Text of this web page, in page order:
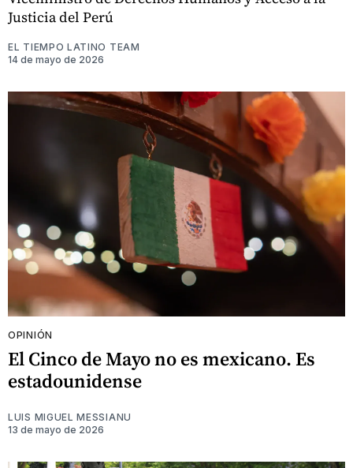
Justicia del Perú
EL TIEMPO LATINO TEAM
14 de mayo de 2026
OPINIÓN
El Cinco de Mayo no es mexicano. Es
estadounidense
LUIS MIGUEL MESSIANU
13 de mayo de 2026